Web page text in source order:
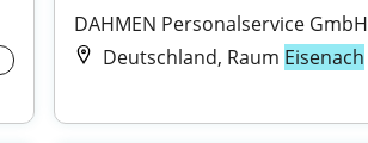
DAHMEN Personalservice GmbH
Deutschland, Raum Eisenach